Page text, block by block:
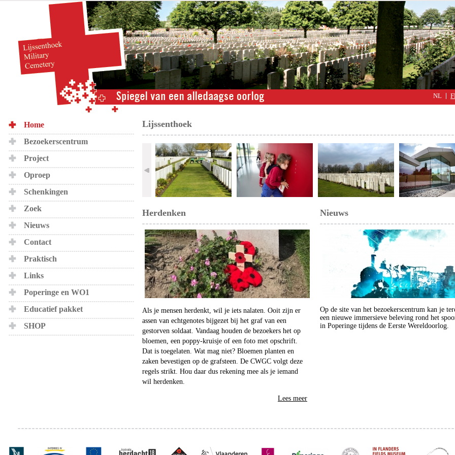
NL
Home
Bezoekerscentrum
Project
Oproep
Schenkingen
Zoek
Nieuws
Contact
Praktisch
Links
Poperinge en WO1
Educatief pakket
SHOP
Lijssenthoek
Herdenken
Als je mensen herdenkt, wil je iets nalaten. Ooit zijn er
assen van echtgenotes bijgezet bij het graf van een
gestorven soldaat. Vandaag houden de bezoekers het op
bloemen, een poppy-kruisje of een foto met opschrift.
Dat is toegelaten. Wat mag niet? Bloemen planten en
zaken bevestigen op de grafsteen. De CWGC volgt deze
regels strikt. Hou daar dus rekening mee als je iemand
wil herdenken.
Lees meer
Nieuws
Op de site van het bezoekerscentrum kan je
een nieuwe immersieve beleving rond het
in Poperinge tijdens de Eerste Wereldoorlog.